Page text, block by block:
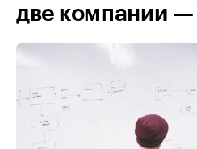
две компании —